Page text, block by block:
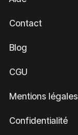
Contact
Blog
CGU
Mentions légales
Confidentialité